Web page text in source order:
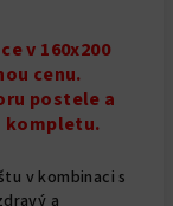
v 160x200
cenu.
postele a
kompletu.
v kombinaci s
a